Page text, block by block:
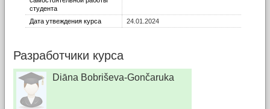
студента
Дата утвеждения курса 24.01.2024
Разработчики курса
Diāna Bobriševa-Gončaruka